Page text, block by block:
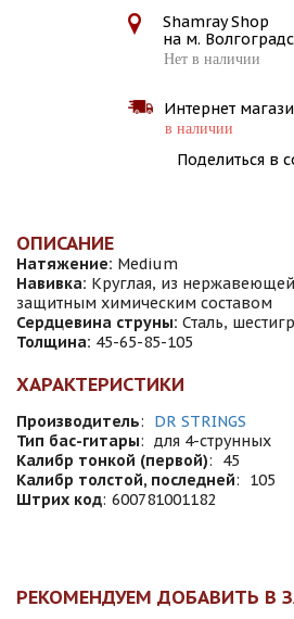
Shamray Shop
на м.
Нет в наличии
Интернет
в наличии
Поделиться в
ОПИСАНИЕ
Натяжение: Medium
Навивка: Круглая, из
защитным химическим составом
Сердцевина струны: Сталь,
Толщина: 45-65-85-105
ХАРАКТЕРИСТИКИ
Производитель:
DR STRINGS
Тип бас-гитары: для 4-струнных
Калибр тонкой (первой):
45
Калибр толстой, последней:
105
Штрих код: 600781001182
РЕКОМЕНДУЕМ ДОБАВИТЬ В